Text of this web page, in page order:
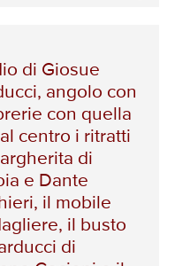
di Giosue
angolo con
con quella
centro i ritratti
di
e Dante
il mobile
il busto
di